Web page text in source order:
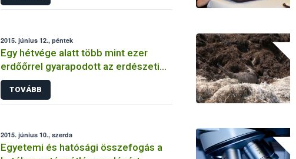
2015. június 12., péntek
Egy hétvége alatt több mint ezer
erdőőrrel gyarapodott az erdészeti
hatóság állománya
TOVÁBB
2015. június 10., szerda
Egyetemi és hatósági összefogás a